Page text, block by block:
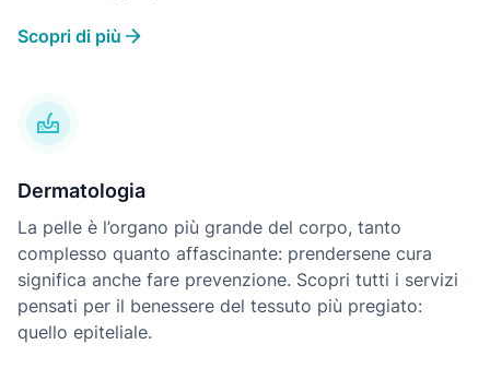
Scopri di più
Dermatologia
La pelle è l’organo più grande del corpo, tanto
complesso quanto affascinante: prendersene cura
significa anche fare prevenzione. Scopri tutti i servizi
pensati per il benessere del tessuto più pregiato:
quello epiteliale.